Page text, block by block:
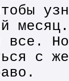
все.
с